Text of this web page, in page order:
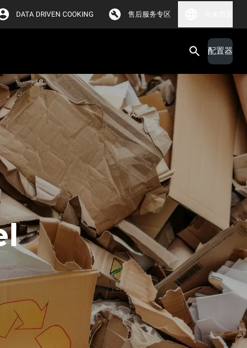
DATA DRIVEN COOKING 售后服务专区
配置器